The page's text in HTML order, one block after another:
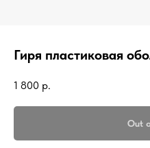
Гиря пластиковая
1 800 р.
Out